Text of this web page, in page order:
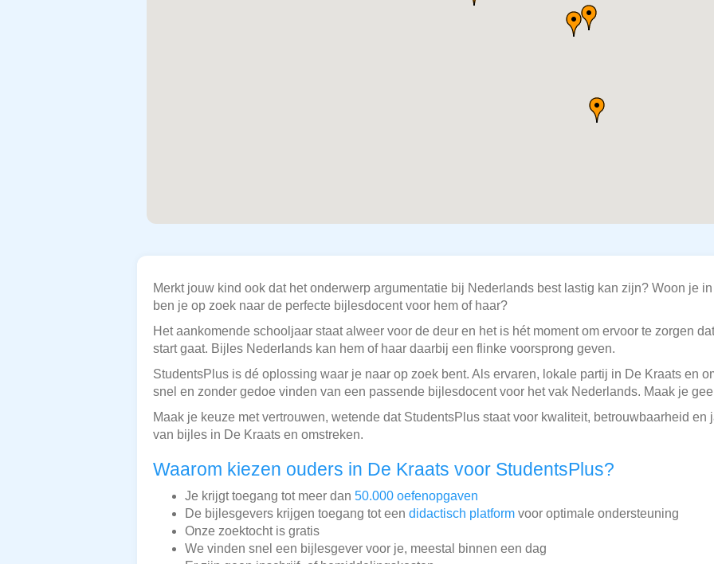
Merkt jouw kind ook dat het onderwerp argumentatie bij Nederlands best lastig kan zijn? Woon je
ben je op zoek naar de perfecte bijlesdocent voor hem of haar?
Het aankomende schooljaar staat alweer voor de deur en het is hét moment om ervoor te zorgen
start gaat. Bijles Nederlands kan hem of haar daarbij een flinke voorsprong geven.
StudentsPlus is dé oplossing waar je naar op zoek bent. Als ervaren, lokale partij in De Kraats en
snel en zonder gedoe vinden van een passende bijlesdocent voor het vak Nederlands. Maak je
Maak je keuze met vertrouwen, wetende dat StudentsPlus staat voor kwaliteit, betrouwbaarheid
van bijles in De Kraats en omstreken.
Waarom kiezen ouders in De Kraats voor StudentsPlus?
Je krijgt toegang tot meer dan 50.000 oefenopgaven
De bijlesgevers krijgen toegang tot een didactisch platform voor optimale ondersteuning
Onze zoektocht is gratis
We vinden snel een bijlesgever voor je, meestal binnen een dag